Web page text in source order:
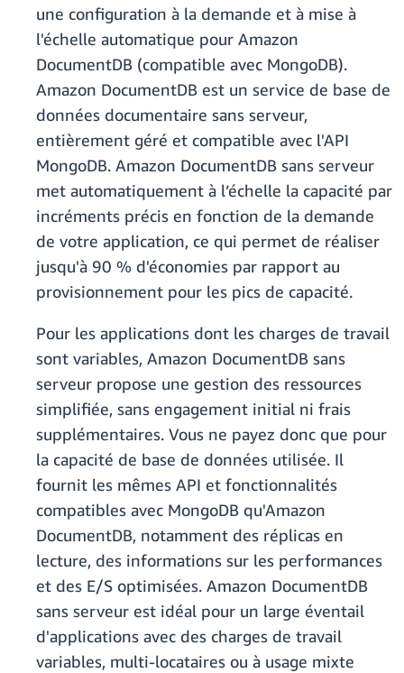
une configuration à la demande et à mise à
l'échelle automatique pour Amazon
DocumentDB (compatible avec MongoDB).
Amazon DocumentDB est un service de base de
données documentaire sans serveur,
entièrement géré et compatible avec l'API
MongoDB. Amazon DocumentDB sans serveur
met automatiquement à l’échelle la capacité par
incréments précis en fonction de la demande
de votre application, ce qui permet de réaliser
jusqu'à 90 % d'économies par rapport au
provisionnement pour les pics de capacité.
Pour les applications dont les charges de travail
sont variables, Amazon DocumentDB sans
serveur propose une gestion des ressources
simplifiée, sans engagement initial ni frais
supplémentaires. Vous ne payez donc que pour
la capacité de base de données utilisée. Il
fournit les mêmes API et fonctionnalités
compatibles avec MongoDB qu'Amazon
DocumentDB, notamment des réplicas en
lecture, des informations sur les performances
et des E/S optimisées. Amazon DocumentDB
sans serveur est idéal pour un large éventail
d'applications avec des charges de travail
variables, multi-locataires ou à usage mixte